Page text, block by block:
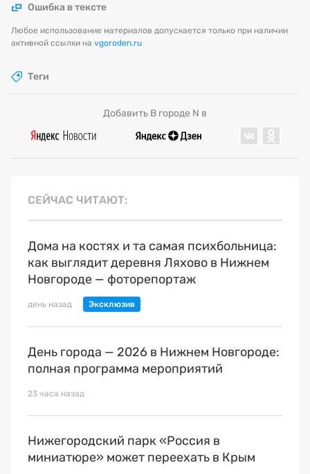
Ошибка в тексте
Любое использование материалов допускается только при наличии
активной ссылки на vgoroden.ru
Теги
Добавить В городе N в
СЕЙЧАС ЧИТАЮТ
Дома на костях и та самая психбольница:
как выглядит деревня Ляхово в Нижнем
Новгороде — фоторепортаж
день назад
День города — 2026 в Нижнем Новгороде:
полная программа мероприятий
23 часа назад
Нижегородский парк «Россия в
миниатюре» может переехать в Крым